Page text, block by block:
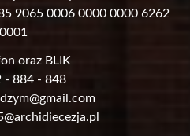
9065 0006 0000 0000 6262
0001
oraz BLIK
- 884 - 848